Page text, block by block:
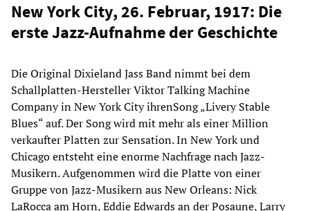
New York City, 26. Februar, 1917: Die
erste Jazz-Aufnahme der Geschichte
Die Original Dixieland Jass Band nimmt bei dem
Schallplatten-Hersteller Viktor Talking Machine
Company in New York City ihrenSong „Livery Stable
Blues“ auf. Der Song wird mit mehr als einer Million
verkaufter Platten zur Sensation. In New York und
Chicago entsteht eine enorme Nachfrage nach Jazz-
Musikern. Aufgenommen wird die Platte von einer
Gruppe von Jazz-Musikern aus New Orleans: Nick
LaRocca am Horn, Eddie Edwards an der Posaune, Larry